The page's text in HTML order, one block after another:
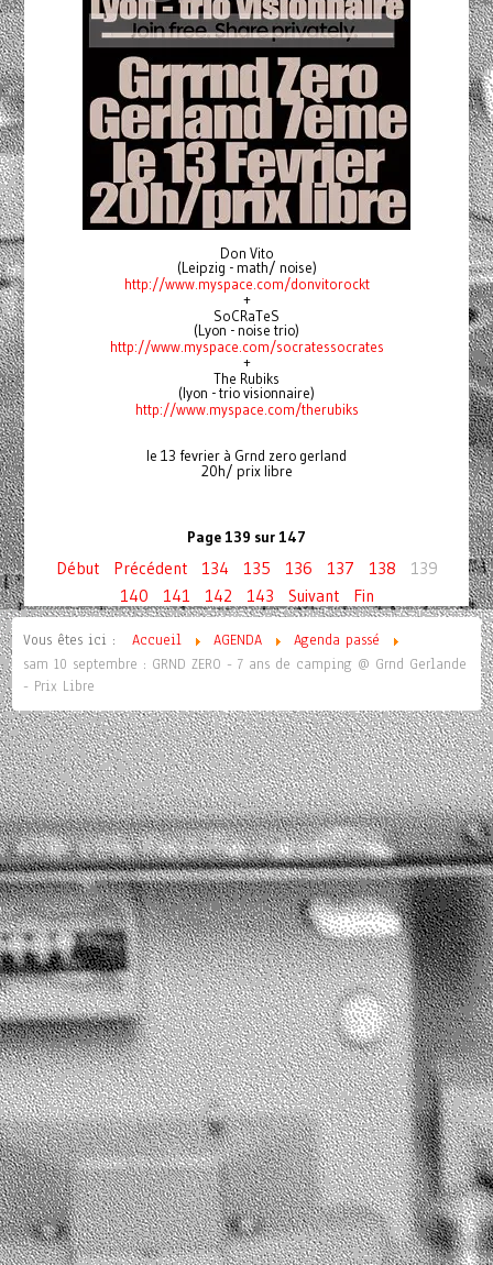
Don Vito
(Leipzig - math/ noise)
http://www.myspace.com/donvitorockt
+
SoCRaTeS
(Lyon - noise trio)
http://www.myspace.com/socratessocrates
+
The Rubiks
(lyon - trio visionnaire)
http://www.myspace.com/therubiks
le 13 fevrier à Grnd zero gerland
20h/ prix libre
Page 139 sur 147
Début Précédent 134 135 136 137 138
139
140
141 142 143 Suivant Fin
Vous êtes ici : Accueil AGENDA
Agenda passé
sam 10 septembre : GRND ZERO - 7 ans de camping @ Grnd Gerlande
- Prix Libre